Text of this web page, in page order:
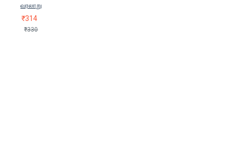
வரலாறு
₹314
₹330